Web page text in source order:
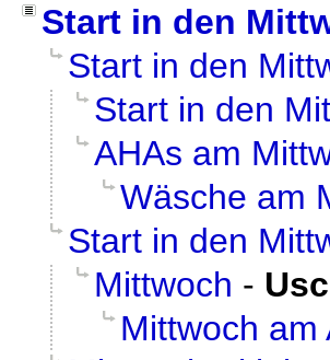
Start in den
Start in den
Start in den
AHAs am
Wäsche am
Start in den
Mittwoch -
Mittwoch am